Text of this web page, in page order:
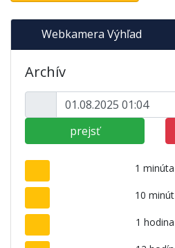
Webkamera Výhľad
Archív
prejsť
1 minúta
10 minút
1 hodina